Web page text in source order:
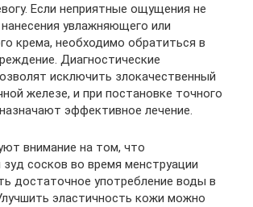
Если неприятные ощущения не
увлажняющего или
крема, необходимо обратиться в
Диагностические
исключить злокачественный
железе, и при постановке точного
эффективное лечение.
внимание на том, что
зуд сосков во время менструации
достаточное употребление воды в
эластичность кожи можно